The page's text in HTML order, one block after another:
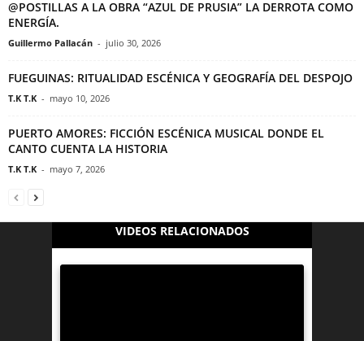
@POSTILLAS A LA OBRA “AZUL DE PRUSIA” LA DERROTA COMO
ENERGÍA.
Guillermo Pallacán - julio 30, 2026
FUEGUINAS: RITUALIDAD ESCÉNICA Y GEOGRAFÍA DEL DESPOJO
T.K T.K - mayo 10, 2026
PUERTO AMORES: FICCIÓN ESCÉNICA MUSICAL DONDE EL
CANTO CUENTA LA HISTORIA
T.K T.K - mayo 7, 2026
VIDEOS RELACIONADOS